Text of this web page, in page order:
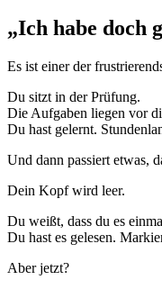
„Ich habe doch
Es ist einer der
Du sitzt in der Prüfung.
Die Aufgaben liegen vor
Du hast gelernt.
Und dann passiert etwas,
Dein Kopf wird leer.
Du weißt, dass du es
Du hast es gelesen.
Aber jetzt?